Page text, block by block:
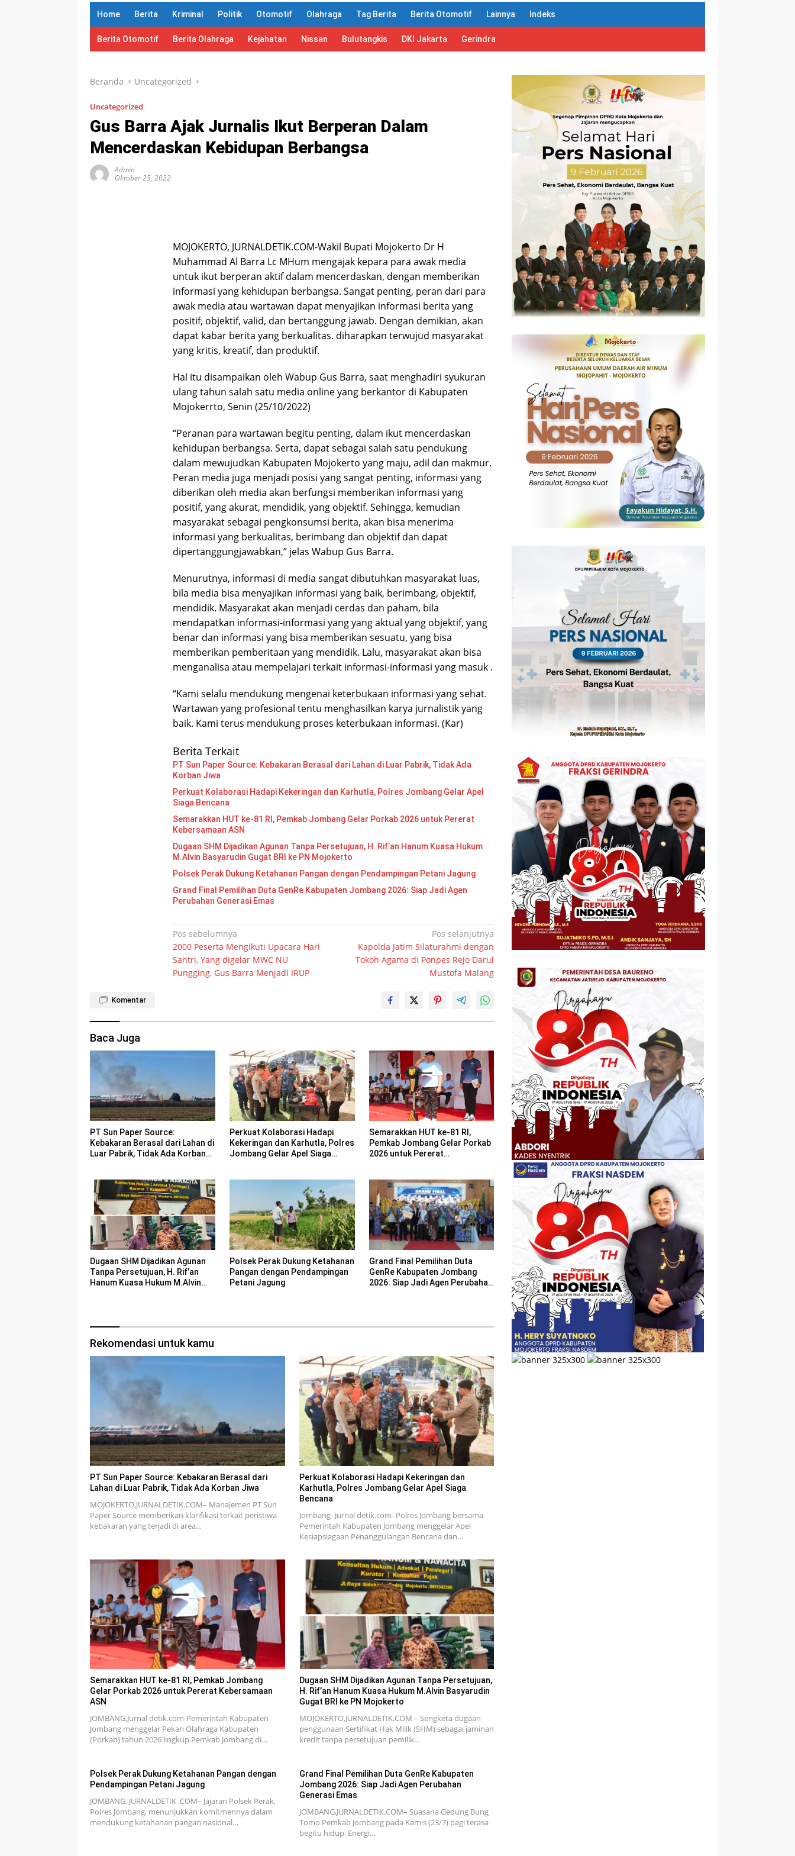
Home Berita Kriminal Politik Otomotif Olahraga Tag Berita Berita Otomotif Lainnya Indeks
Berita Otomotif Berita Olahraga Kejahatan Nissan Bulutangkis DKI Jakarta Gerindra
Beranda Uncategorized
Uncategorized
Gus Barra Ajak Jurnalis Ikut Berperan Dalam
Mencerdaskan Kebidupan Berbangsa
Admin
Oktober 25, 2022
MOJOKERTO, JURNALDETIK.COM-Wakil Bupati Mojokerto Dr H
Muhammad Al Barra Lc MHum mengajak kepara para awak media
untuk ikut berperan aktif dalam mencerdaskan, dengan memberikan
informasi yang kehidupan berbangsa. Sangat penting, peran dari para
awak media atau wartawan dapat menyajikan informasi berita yang
positif, objektif, valid, dan bertanggung jawab. Dengan demikian, akan
dapat kabar berita yang berkualitas. diharapkan terwujud masyarakat
yang kritis, kreatif, dan produktif.
Hal itu disampaikan oleh Wabup Gus Barra, saat menghadiri syukuran
ulang tahun salah satu media online yang berkantor di Kabupaten
Mojokerrto, Senin (25/10/2022)
“Peranan para wartawan begitu penting, dalam ikut mencerdaskan
kehidupan berbangsa. Serta, dapat sebagai salah satu pendukung
dalam mewujudkan Kabupaten Mojokerto yang maju, adil dan makmur.
Peran media juga menjadi posisi yang sangat penting, informasi yang
diberikan oleh media akan berfungsi memberikan informasi yang
positif, yang akurat, mendidik, yang objektif. Sehingga, kemudian
masyarakat sebagai pengkonsumsi berita, akan bisa menerima
informasi yang berkualitas, berimbang dan objektif dan dapat
dipertanggungjawabkan,” jelas Wabup Gus Barra.
Menurutnya, informasi di media sangat dibutuhkan masyarakat luas,
bila media bisa menyajikan informasi yang baik, berimbang, objektif,
mendidik. Masyarakat akan menjadi cerdas dan paham, bila
mendapatkan informasi-informasi yang yang aktual yang objektif, yang
benar dan informasi yang bisa memberikan sesuatu, yang bisa
memberikan pemberitaan yang mendidik. Lalu, masyarakat akan bisa
menganalisa atau mempelajari terkait informasi-informasi yang masuk .
“Kami selalu mendukung mengenai keterbukaan informasi yang sehat.
Wartawan yang profesional tentu menghasilkan karya jurnalistik yang
baik. Kami terus mendukung proses keterbukaan informasi. (Kar)
Berita Terkait
PT Sun Paper Source: Kebakaran Berasal dari Lahan di Luar Pabrik, Tidak Ada
Korban Jiwa
Perkuat Kolaborasi Hadapi Kekeringan dan Karhutla, Polres Jombang Gelar Apel
Siaga Bencana
Semarakkan HUT ke-81 RI, Pemkab Jombang Gelar Porkab 2026 untuk Pererat
Kebersamaan ASN
Dugaan SHM Dijadikan Agunan Tanpa Persetujuan, H. Rif’an Hanum Kuasa Hukum
M.Alvin Basyarudin Gugat BRI ke PN Mojokerto
Polsek Perak Dukung Ketahanan Pangan dengan Pendampingan Petani Jagung
Grand Final Pemilihan Duta GenRe Kabupaten Jombang 2026: Siap Jadi Agen
Perubahan Generasi Emas
Navigasi
pos
Pos sebelumnya
2000 Peserta Mengikuti Upacara Hari
Santri, Yang digelar MWC NU
Pungging, Gus Barra Menjadi IRUP
Pos selanjutnya
Kapolda Jatim Silaturahmi dengan
Tokoh Agama di Ponpes Rejo Darul
Mustofa Malang
Komentar
Baca Juga
PT Sun Paper Source:
Kebakaran Berasal dari Lahan di
Luar Pabrik, Tidak Ada Korban
Perkuat Kolaborasi Hadapi
Kekeringan dan Karhutla, Polres
Jombang Gelar Apel Siaga
Semarakkan HUT ke-81 RI,
Pemkab Jombang Gelar Porkab
2026 untuk Pererat
Dugaan SHM Dijadikan Agunan
Tanpa Persetujuan, H. Rif’an
Hanum Kuasa Hukum M.Alvin
Polsek Perak Dukung Ketahanan
Pangan dengan Pendampingan
Petani Jagung
Grand Final Pemilihan Duta
GenRe Kabupaten Jombang
2026: Siap Jadi Agen Perubahan
Rekomendasi untuk kamu
PT Sun Paper Source: Kebakaran Berasal dari
Lahan di Luar Pabrik, Tidak Ada Korban Jiwa
MOJOKERTO,JURNALDETIK.COM– Manajemen PT Sun
Paper Source memberikan klarifikasi terkait peristiwa
kebakaran yang terjadi di area…
Perkuat Kolaborasi Hadapi Kekeringan dan
Karhutla, Polres Jombang Gelar Apel Siaga
Bencana
Jombang- Jurnal detik.com- Polres Jombang bersama
Pemerintah Kabupaten Jombang menggelar Apel
Kesiapsiagaan Penanggulangan Bencana dan…
Semarakkan HUT ke-81 RI, Pemkab Jombang
Gelar Porkab 2026 untuk Pererat Kebersamaan
ASN
JOMBANG,Jurnal detik.com-Pemerintah Kabupaten
Jombang menggelar Pekan Olahraga Kabupaten
(Porkab) tahun 2026 lingkup Pemkab Jombang di…
Dugaan SHM Dijadikan Agunan Tanpa Persetujuan,
H. Rif’an Hanum Kuasa Hukum M.Alvin Basyarudin
Gugat BRI ke PN Mojokerto
MOJOKERTO,JURNALDETIK.COM – Sengketa dugaan
penggunaan Sertifikat Hak Milik (SHM) sebagai jaminan
kredit tanpa persetujuan pemilik…
Polsek Perak Dukung Ketahanan Pangan dengan
Pendampingan Petani Jagung
JOMBANG, JURNALDETIK .COM– Jajaran Polsek Perak,
Polres Jombang, menunjukkan komitmennya dalam
mendukung ketahanan pangan nasional…
Grand Final Pemilihan Duta GenRe Kabupaten
Jombang 2026: Siap Jadi Agen Perubahan
Generasi Emas
JOMBANG,JURNALDETIK.COM– Suasana Gedung Bung
Tomo Pemkab Jombang pada Kamis (23/7) pagi terasa
begitu hidup. Energi…